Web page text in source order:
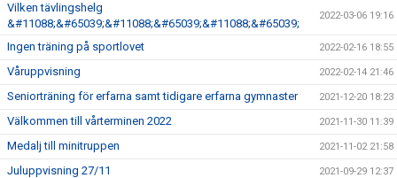
Vilken tävlingshelg
&#11088;&#65039;&#11088;&#65039;&#11088;&#65039;
2022-03-06 19:16
Ingen träning på sportlovet 2022-02-16 18:55
Våruppvisning 2022-02-14 21:46
Seniorträning för erfarna samt tidigare erfarna gymnaster 2021-12-20 18:23
Välkommen till vårterminen 2022 2021-11-30 11:39
Medalj till minitruppen 2021-11-02 21:58
Juluppvisning 27/11 2021-09-29 12:37